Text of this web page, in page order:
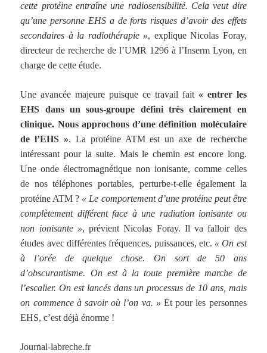
cette protéine entraîne une radiosensibilité. Cela veut dire
qu’une personne EHS a de forts risques d’avoir des effets
secondaires à la radiothérapie », explique Nicolas Foray,
directeur de recherche de l’UMR 1296 à l’Inserm Lyon, en
charge de cette étude.
Une avancée majeure puisque ce travail fait « entrer les
EHS dans un sous-groupe défini très clairement en
clinique. Nous approchons d’une définition moléculaire
de l’EHS ». La protéine ATM est un axe de recherche
intéressant pour la suite. Mais le chemin est encore long.
Une onde électromagnétique non ionisante, comme celles
de nos téléphones portables, perturbe-t-elle également la
protéine ATM ? « Le comportement d’une protéine peut être
complètement différent face à une radiation ionisante ou
non ionisante », prévient Nicolas Foray. Il va falloir des
études avec différentes fréquences, puissances, etc. « On est
à l’orée de quelque chose. On sort de 50 ans
d’obscurantisme. On est à la toute première marche de
l’escalier. On est lancés dans un processus de 10 ans, mais
on commence à savoir où l’on va. » Et pour les personnes
EHS, c’est déjà énorme !
Journal-labreche.fr